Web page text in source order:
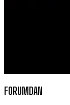
FORUMDAN